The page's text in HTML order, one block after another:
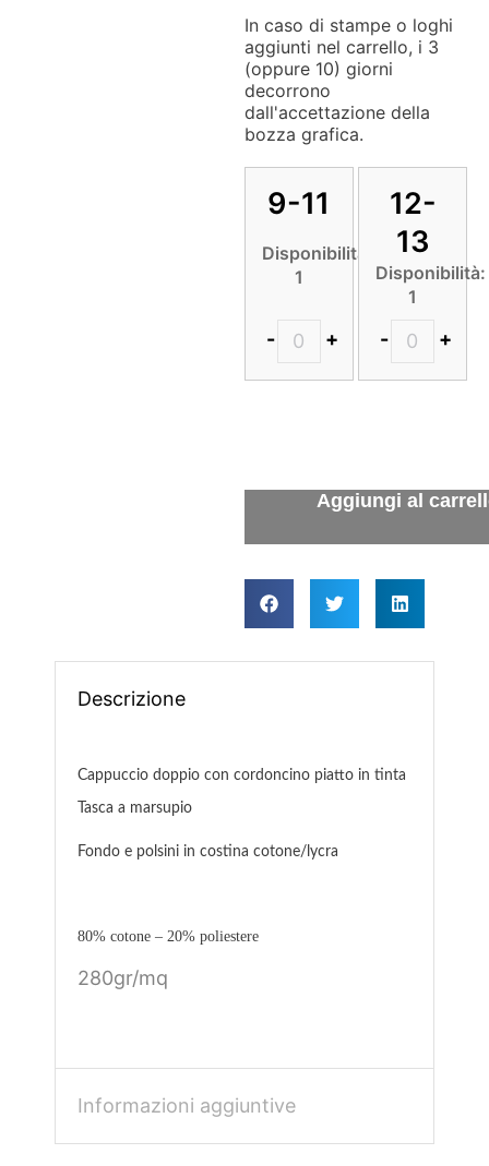
In caso di stampe o loghi
aggiunti nel carrello, i 3
(oppure 10) giorni
decorrono
dall'accettazione della
bozza grafica.
9-11
Disponibilità:
1
- +
12-
13
Disponibilità:
1
- +
Descrizione
Cappuccio doppio con cordoncino piatto in tinta
Tasca a marsupio
Fondo e polsini in costina cotone/lycra
80% cotone – 20% poliestere
280gr/mq
Informazioni aggiuntive